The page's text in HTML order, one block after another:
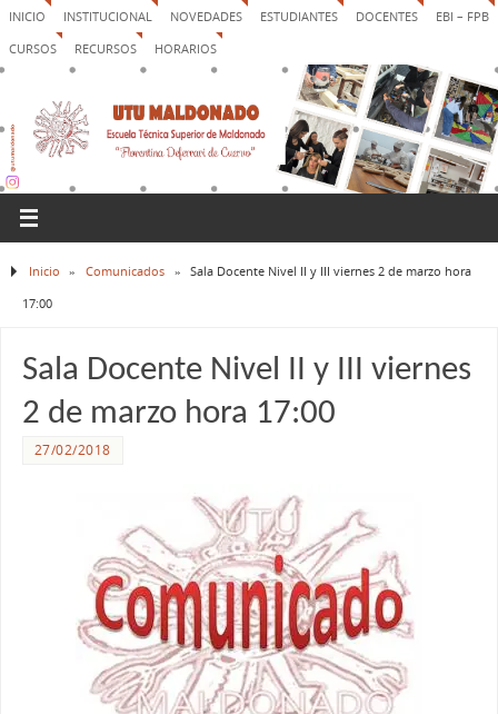
INICIO INSTITUCIONAL NOVEDADES ESTUDIANTES DOCENTES
EBI – FPB
CURSOS
RECURSOS HORARIOS
Inicio » Comunicados »
Sala Docente Nivel II y III viernes 2 de marzo hora
17:00
Sala Docente Nivel II y III viernes
2 de marzo hora 17:00
27/02/2018